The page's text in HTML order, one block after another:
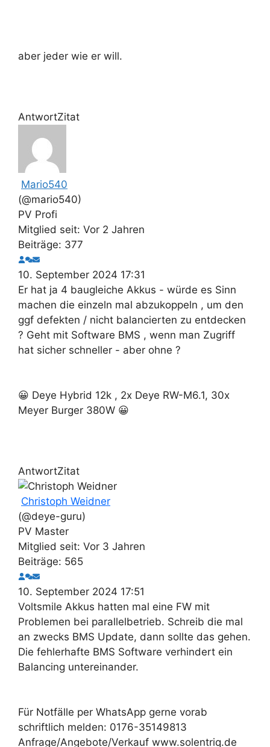
aber jeder wie er will.
AntwortZitat
Mario540
(@mario540)
PV Profi
Mitglied seit: Vor 2 Jahren
Beiträge: 377
10. September 2024 17:31
Er hat ja 4 baugleiche Akkus - würde es Sinn
machen die einzeln mal abzukoppeln , um den
ggf defekten / nicht balancierten zu entdecken
? Geht mit Software BMS , wenn man Zugriff
hat sicher schneller - aber ohne ?
😀 Deye Hybrid 12k , 2x Deye RW-M6.1, 30x
Meyer Burger 380W 😀
AntwortZitat
Christoph Weidner
(@deye-guru)
PV Master
Mitglied seit: Vor 3 Jahren
Beiträge: 565
10. September 2024 17:51
Voltsmile Akkus hatten mal eine FW mit
Problemen bei parallelbetrieb. Schreib die mal
an zwecks BMS Update, dann sollte das gehen.
Die fehlerhafte BMS Software verhindert ein
Balancing untereinander.
Für Notfälle per WhatsApp gerne vorab
schriftlich melden: 0176-35149813
Anfrage/Angebote/Verkauf www.solentriq.de